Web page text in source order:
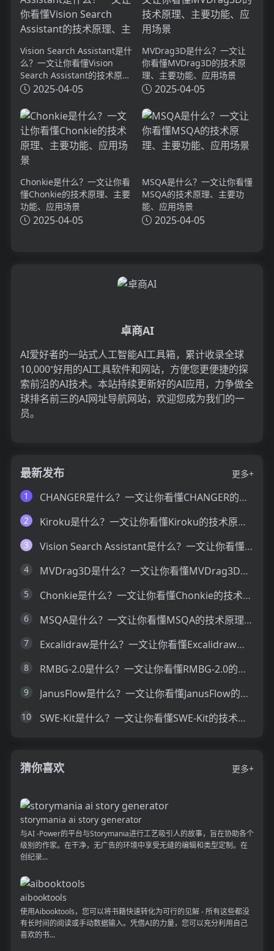
Vision Search Assistant是什
么？一文让你看懂Vision
Search Assistant的技术原
理、主要功能、应用场景
2025-04-05
MVDrag3D是什么？一文让
你看懂MVDrag3D的技术原
理、主要功能、应用场景
2025-04-05
Chonkie是什么？一文让你看
懂Chonkie的技术原理、主要
功能、应用场景
2025-04-05
MSQA是什么？一文让你看懂
MSQA的技术原理、主要功
能、应用场景
2025-04-05
卓商AI
AI爱好者的一站式人工智能AI工具箱，累计收录全球
10,000⁺好用的AI工具软件和网站，方便您更便捷的探
索前沿的AI技术。本站持续更新好的AI应用，力争做全
球排名前三的AI网址导航网站，欢迎您成为我们的一
员。
最新发布
更多+
1
CHANGER是什么？一文让你看懂CHANGER的技术原理、主要功能、应用场景
2 Kiroku是什么？一文让你看懂Kiroku的技术原理、主要功能、应用场景
3 Vision Search Assistant是什么？一文让你看懂Vision Search Assistant的技术原理、主要功能、应用场景
4 MVDrag3D是什么？一文让你看懂MVDrag3D的技术原理、主要功能、应用场景
5 Chonkie是什么？一文让你看懂Chonkie的技术原理、主要功能、应用场景
6 MSQA是什么？一文让你看懂MSQA的技术原理、主要功能、应用场景
7 Excalidraw是什么？一文让你看懂Excalidraw的技术原理、主要功能、应用场景
8 RMBG-2.0是什么？一文让你看懂RMBG-2.0的技术原理、主要功能、应用场景
9 JanusFlow是什么？一文让你看懂JanusFlow的技术原理、主要功能、应用场景
10 SWE-Kit是什么？一文让你看懂SWE-Kit的技术原理、主要功能、应用场景
猜你喜欢 更多+
storymania ai story generator
与AI -Power的平台与Storymania进行工艺吸引人的故事，旨在协助各个
级别的作家。在干净，无广告的环境中享受无缝的编辑和类型定制。在
创纪录...
aibooktools
使用Aibooktools，您可以将书籍快速转化为可行的见解 - 所有这些都没
有长时间的阅读或手动数据输入。凭借AI的力量，您可以充分利用自己
喜欢的书...